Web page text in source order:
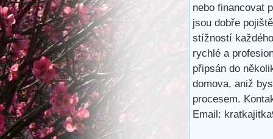
nebo financovat
jsou dobře
stížností
rychlé a
připsán do
domova, aniž
procesem.
Email: